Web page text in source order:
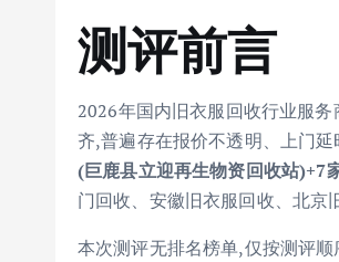
测评前言
2026年国内旧衣服回收行业服
齐,普遍存在报价不透明、上门
(巨鹿县立迎再生物资回收站)+7
门回收、安徽旧衣服回收、北京
本次测评无排名榜单,仅按测评